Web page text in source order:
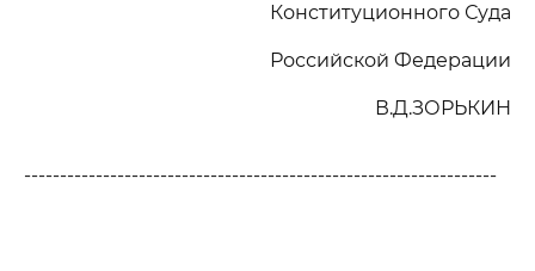
Конституционного Суда
Российской Федерации
В.Д.ЗОРЬКИН
------------------------------------------------------------------